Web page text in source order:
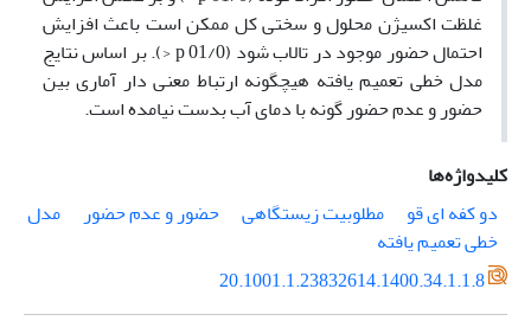
غلظت اکسیژن محلول و سختی کل ممکن است باعث افزایش
احتمال حضور موجود در تالاب شود (01/0 p <). بر اساس نتایج
مدل خطی تعمیم یافته هیچگونه ارتباط معنی‌ دار آماری بین
حضور و عدم حضور گونه با دمای آب بدست نیامده است.
کلیدواژه‌ها
دو کفه ای قو
مطلوبیت زیستگاهی حضور و عدم حضور
مدل
خطی تعمیم یافته
20.1001.1.23832614.1400.34.1.1.8